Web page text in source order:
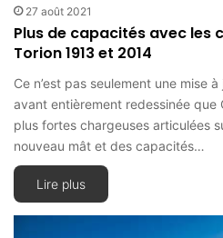
27 août 2021
Plus de capacités avec les
Torion 1913 et 2014
Ce n’est pas seulement une mise
avant entièrement redessinée
plus fortes chargeuses articulées
nouveau mât et des capacités…
Lire plus